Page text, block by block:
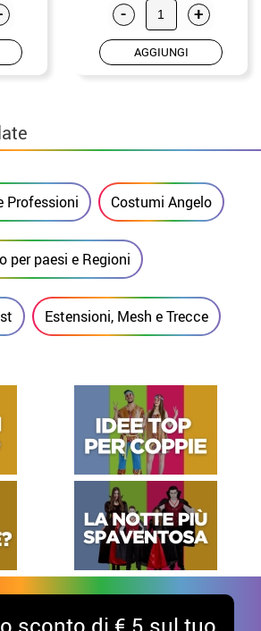
- +
AGGIUNGI
Professioni Costumi Angelo
per paesi e Regioni
Estensioni, Mesh e Trecce